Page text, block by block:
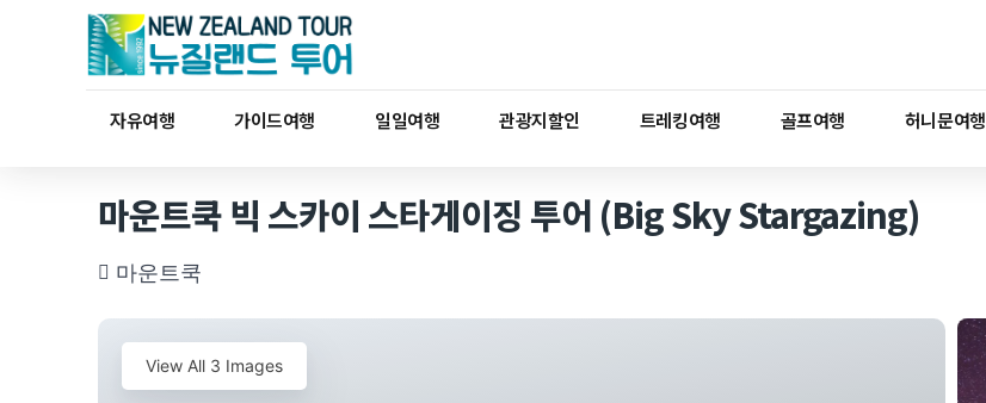
자유여행 가이드여행 일일여행 관광지할인 트레킹여행 골프여행 허니문여행
마운트쿡 빅 스카이 스타게이징 투어 (Big Sky Stargazing)
마운트쿡
View All 3 Images